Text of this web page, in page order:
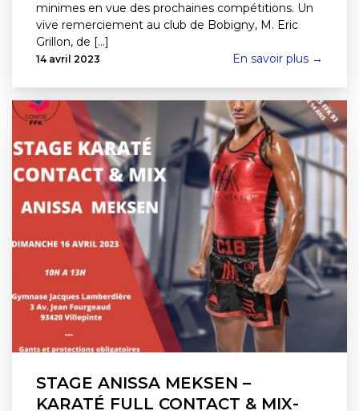
minimes en vue des prochaines compétitions. Un
vive remerciement au club de Bobigny, M. Eric
Grillon, de [...]
14 avril 2023 En savoir plus →
STAGE ANISSA MEKSEN –
KARATÉ FULL CONTACT & MIX-